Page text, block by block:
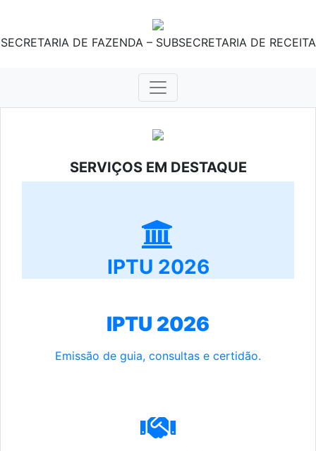
SECRETARIA DE FAZENDA – SUBSECRETARIA DE RECEITA
SERVIÇOS EM DESTAQUE
IPTU 2026
IPTU 2026
Emissão de guia, consultas e certidão.